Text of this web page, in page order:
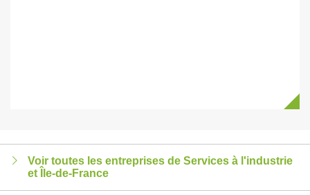
Voir toutes les entreprises de Services à l'industrie
et Île-de-France